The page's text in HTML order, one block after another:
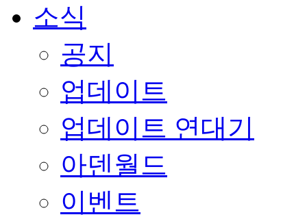
소식
공지
업데이트
업데이트 연대기
아덴월드
이벤트